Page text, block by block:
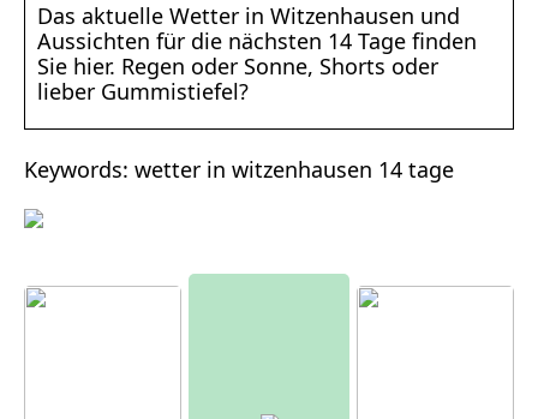
Das aktuelle Wetter in Witzenhausen und
Aussichten für die nächsten 14 Tage finden
Sie hier. Regen oder Sonne, Shorts oder
lieber Gummistiefel?
Keywords: wetter in witzenhausen 14 tage